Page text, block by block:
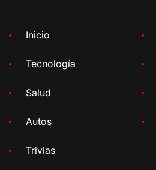
Inicio
Tecnología
Salud
Autos
Trivias